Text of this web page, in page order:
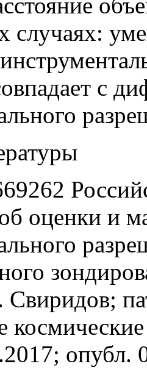
случаях:
с
оценки и